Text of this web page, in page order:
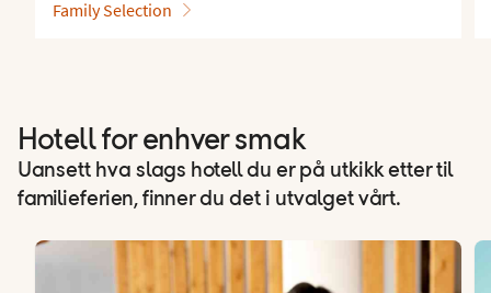
Family Selection
Hotell for enhver smak
Uansett hva slags hotell du er på utkikk etter til
familieferien, finner du det i utvalget vårt.